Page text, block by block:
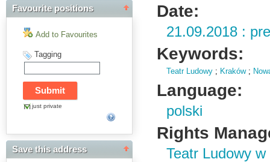
Favourite positions
Add to Favourites
Tagging
just private
Save this address
Date:
21.09.2018 :
Keywords:
Teatr Ludowy ; Kraków;
Language:
polski
Rights
Teatr Ludowy